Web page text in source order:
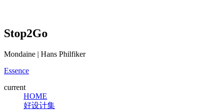
Stop2Go
Mondaine | Hans Philfiker
Essence
current
HOME
好设计集